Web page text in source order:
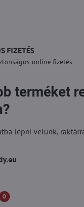
FIZETÉS
online fizetés
terméket
lépni velünk,
0